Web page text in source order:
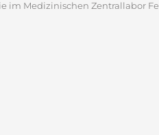
Medizinischen Zentrallabor